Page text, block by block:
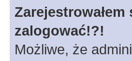
zalogować!?!
Możliwe, że